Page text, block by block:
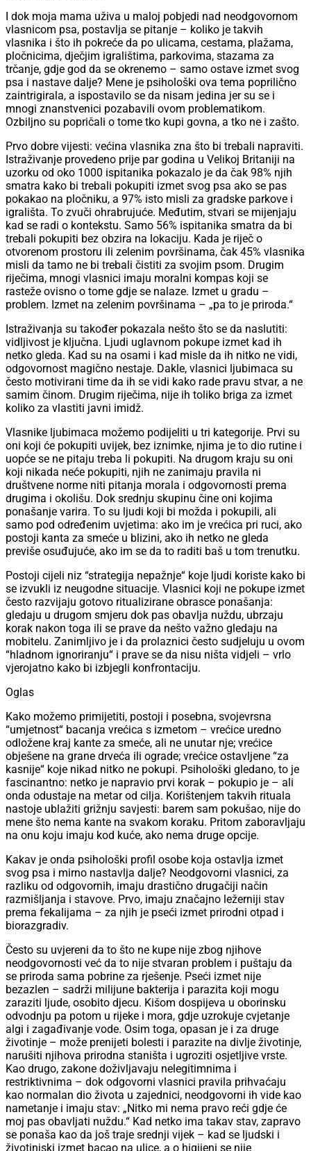
I dok moja mama uživa u maloj pobjedi nad neodgovornom
vlasnicom psa, postavlja se pitanje – koliko je takvih
vlasnika i što ih pokreće da po ulicama, cestama, plažama,
pločnicima, dječjim igralištima, parkovima, stazama za
trčanje, gdje god da se okrenemo – samo ostave izmet svog
psa i nastave dalje? Mene je psihološki ova tema poprilično
zaintrigirala, a ispostavilo se da nisam jedina jer su se i
mnogi znanstvenici pozabavili ovom problematikom.
Ozbiljno su popričali o tome tko kupi govna, a tko ne i zašto.
Prvo dobre vijesti: većina vlasnika zna što bi trebali napraviti.
Istraživanje provedeno prije par godina u Velikoj Britaniji na
uzorku od oko 1000 ispitanika pokazalo je da čak 98% njih
smatra kako bi trebali pokupiti izmet svog psa ako se pas
pokakao na pločniku, a 97% isto misli za gradske parkove i
igrališta. To zvuči ohrabrujuće. Međutim, stvari se mijenjaju
kad se radi o kontekstu. Samo 56% ispitanika smatra da bi
trebali pokupiti bez obzira na lokaciju. Kada je riječ o
otvorenom prostoru ili zelenim površinama, čak 45% vlasnika
misli da tamo ne bi trebali čistiti za svojim psom. Drugim
riječima, mnogi vlasnici imaju moralni kompas koji se
rasteže ovisno o tome gdje se nalaze. Izmet u gradu –
problem. Izmet na zelenim površinama – „pa to je priroda.“
Istraživanja su također pokazala nešto što se da naslutiti:
vidljivost je ključna. Ljudi uglavnom pokupe izmet kad ih
netko gleda. Kad su na osami i kad misle da ih nitko ne vidi,
odgovornost magično nestaje. Dakle, vlasnici ljubimaca su
često motivirani time da ih se vidi kako rade pravu stvar, a ne
samim činom. Drugim riječima, nije ih toliko briga za izmet
koliko za vlastiti javni imidž.
Vlasnike ljubimaca možemo podijeliti u tri kategorije. Prvi su
oni koji će pokupiti uvijek, bez iznimke, njima je to dio rutine i
uopće se ne pitaju treba li pokupiti. Na drugom kraju su oni
koji nikada neće pokupiti, njih ne zanimaju pravila ni
društvene norme niti pitanja morala i odgovornosti prema
drugima i okolišu. Dok srednju skupinu čine oni kojima
ponašanje varira. To su ljudi koji bi možda i pokupili, ali
samo pod određenim uvjetima: ako im je vrećica pri ruci, ako
postoji kanta za smeće u blizini, ako ih netko ne gleda
previše osuđujuće, ako im se da to raditi baš u tom trenutku.
Postoji cijeli niz “strategija nepažnje“ koje ljudi koriste kako bi
se izvukli iz neugodne situacije. Vlasnici koji ne pokupe izmet
često razvijaju gotovo ritualizirane obrasce ponašanja:
gledaju u drugom smjeru dok pas obavlja nuždu, ubrzaju
korak nakon toga ili se prave da nešto važno gledaju na
mobitelu. Zanimljivo je i da prolaznici često sudjeluju u ovom
“hladnom ignoriranju“ i prave se da nisu ništa vidjeli – vrlo
vjerojatno kako bi izbjegli konfrontaciju.
Oglas
Kako možemo primijetiti, postoji i posebna, svojevrsna
“umjetnost“ bacanja vrećica s izmetom – vrećice uredno
odložene kraj kante za smeće, ali ne unutar nje; vrećice
obješene na grane drveća ili ograde; vrećice ostavljene “za
kasnije“ koje nikad nitko ne pokupi. Psihološki gledano, to je
fascinantno: netko je napravio prvi korak – pokupio je – ali
onda odustaje na metar od cilja. Korištenjem takvih rituala
nastoje ublažiti grižnju savjesti: barem sam pokušao, nije do
mene što nema kante na svakom koraku. Pritom zaboravljaju
na onu koju imaju kod kuće, ako nema druge opcije.
Kakav je onda psihološki profil osobe koja ostavlja izmet
svog psa i mirno nastavlja dalje? Neodgovorni vlasnici, za
razliku od odgovornih, imaju drastično drugačiji način
razmišljanja i stavove. Prvo, imaju značajno ležerniji stav
prema fekalijama – za njih je pseći izmet prirodni otpad i
biorazgradiv.
Često su uvjereni da to što ne kupe nije zbog njihove
neodgovornosti već da to nije stvaran problem i puštaju da
se priroda sama pobrine za rješenje. Pseći izmet nije
bezazlen – sadrži milijune bakterija i parazita koji mogu
zaraziti ljude, osobito djecu. Kišom dospijeva u oborinsku
odvodnju pa potom u rijeke i mora, gdje uzrokuje cvjetanje
algi i zagađivanje vode. Osim toga, opasan je i za druge
životinje – može prenijeti bolesti i parazite na divlje životinje,
narušiti njihova prirodna staništa i ugroziti osjetljive vrste.
Kao drugo, zakone doživljavaju nelegitimnima i
restriktivnima – dok odgovorni vlasnici pravila prihvaćaju
kao normalan dio života u zajednici, neodgovorni ih vide kao
nametanje i imaju stav: „Nitko mi nema pravo reći gdje će
moj pas obavljati nuždu.“ Kad netko ima takav stav, zapravo
se ponaša kao da još traje srednji vijek – kad se ljudski i
životinjski izmet bacao na ulice, a o higijeni se nije